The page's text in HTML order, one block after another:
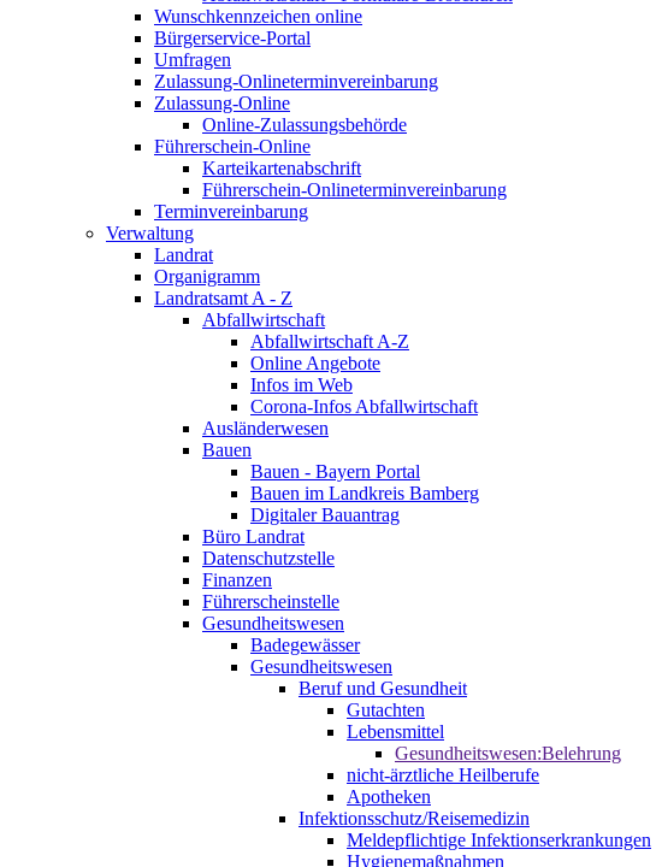
Wunschkennzeichen online
Bürgerservice-Portal
Umfragen
Zulassung-Onlineterminvereinbarung
Zulassung-Online
Online-Zulassungsbehörde
Führerschein-Online
Karteikartenabschrift
Führerschein-Onlineterminvereinbarung
Terminvereinbarung
Verwaltung
Landrat
Organigramm
Landratsamt A - Z
Abfallwirtschaft
Abfallwirtschaft A-Z
Online Angebote
Infos im Web
Corona-Infos Abfallwirtschaft
Ausländerwesen
Bauen
Bauen - Bayern Portal
Bauen im Landkreis Bamberg
Digitaler Bauantrag
Büro Landrat
Datenschutzstelle
Finanzen
Führerscheinstelle
Gesundheitswesen
Badegewässer
Gesundheitswesen
Beruf und Gesundheit
Gutachten
Lebensmittel
Gesundheitswesen:Belehrung
nicht-ärztliche Heilberufe
Apotheken
Infektionsschutz/Reisemedizin
Meldepflichtige Infektionserkrankungen
Hygienemaßnahmen